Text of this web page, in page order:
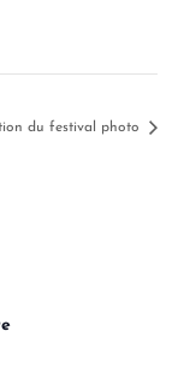
du festival photo